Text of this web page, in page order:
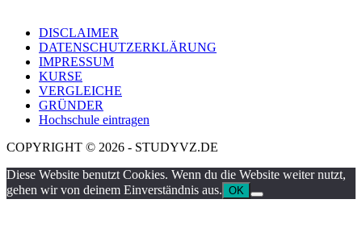
DISCLAIMER
DATENSCHUTZERKLÄRUNG
IMPRESSUM
KURSE
VERGLEICHE
GRÜNDER
Hochschule eintragen
COPYRIGHT © 2026 - STUDYVZ.DE
Diese Website benutzt Cookies. Wenn du die Website weiter nutzt,
gehen wir von deinem Einverständnis aus. OK